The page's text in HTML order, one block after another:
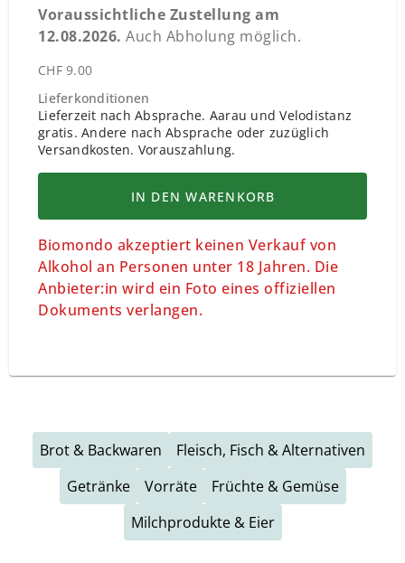
Voraussichtliche Zustellung am
12.08.2026. Auch Abholung möglich.
CHF 9.00
Lieferkonditionen
Lieferzeit nach Absprache. Aarau und Velodistanz
gratis. Andere nach Absprache oder zuzüglich
Versandkosten. Vorauszahlung.
IN DEN WARENKORB
Biomondo akzeptiert keinen Verkauf von
Alkohol an Personen unter 18 Jahren. Die
Anbieter:in wird ein Foto eines offiziellen
Dokuments verlangen.
Brot & Backwaren
Fleisch, Fisch & Alternativen
Getränke
Vorräte
Früchte & Gemüse
Milchprodukte & Eier